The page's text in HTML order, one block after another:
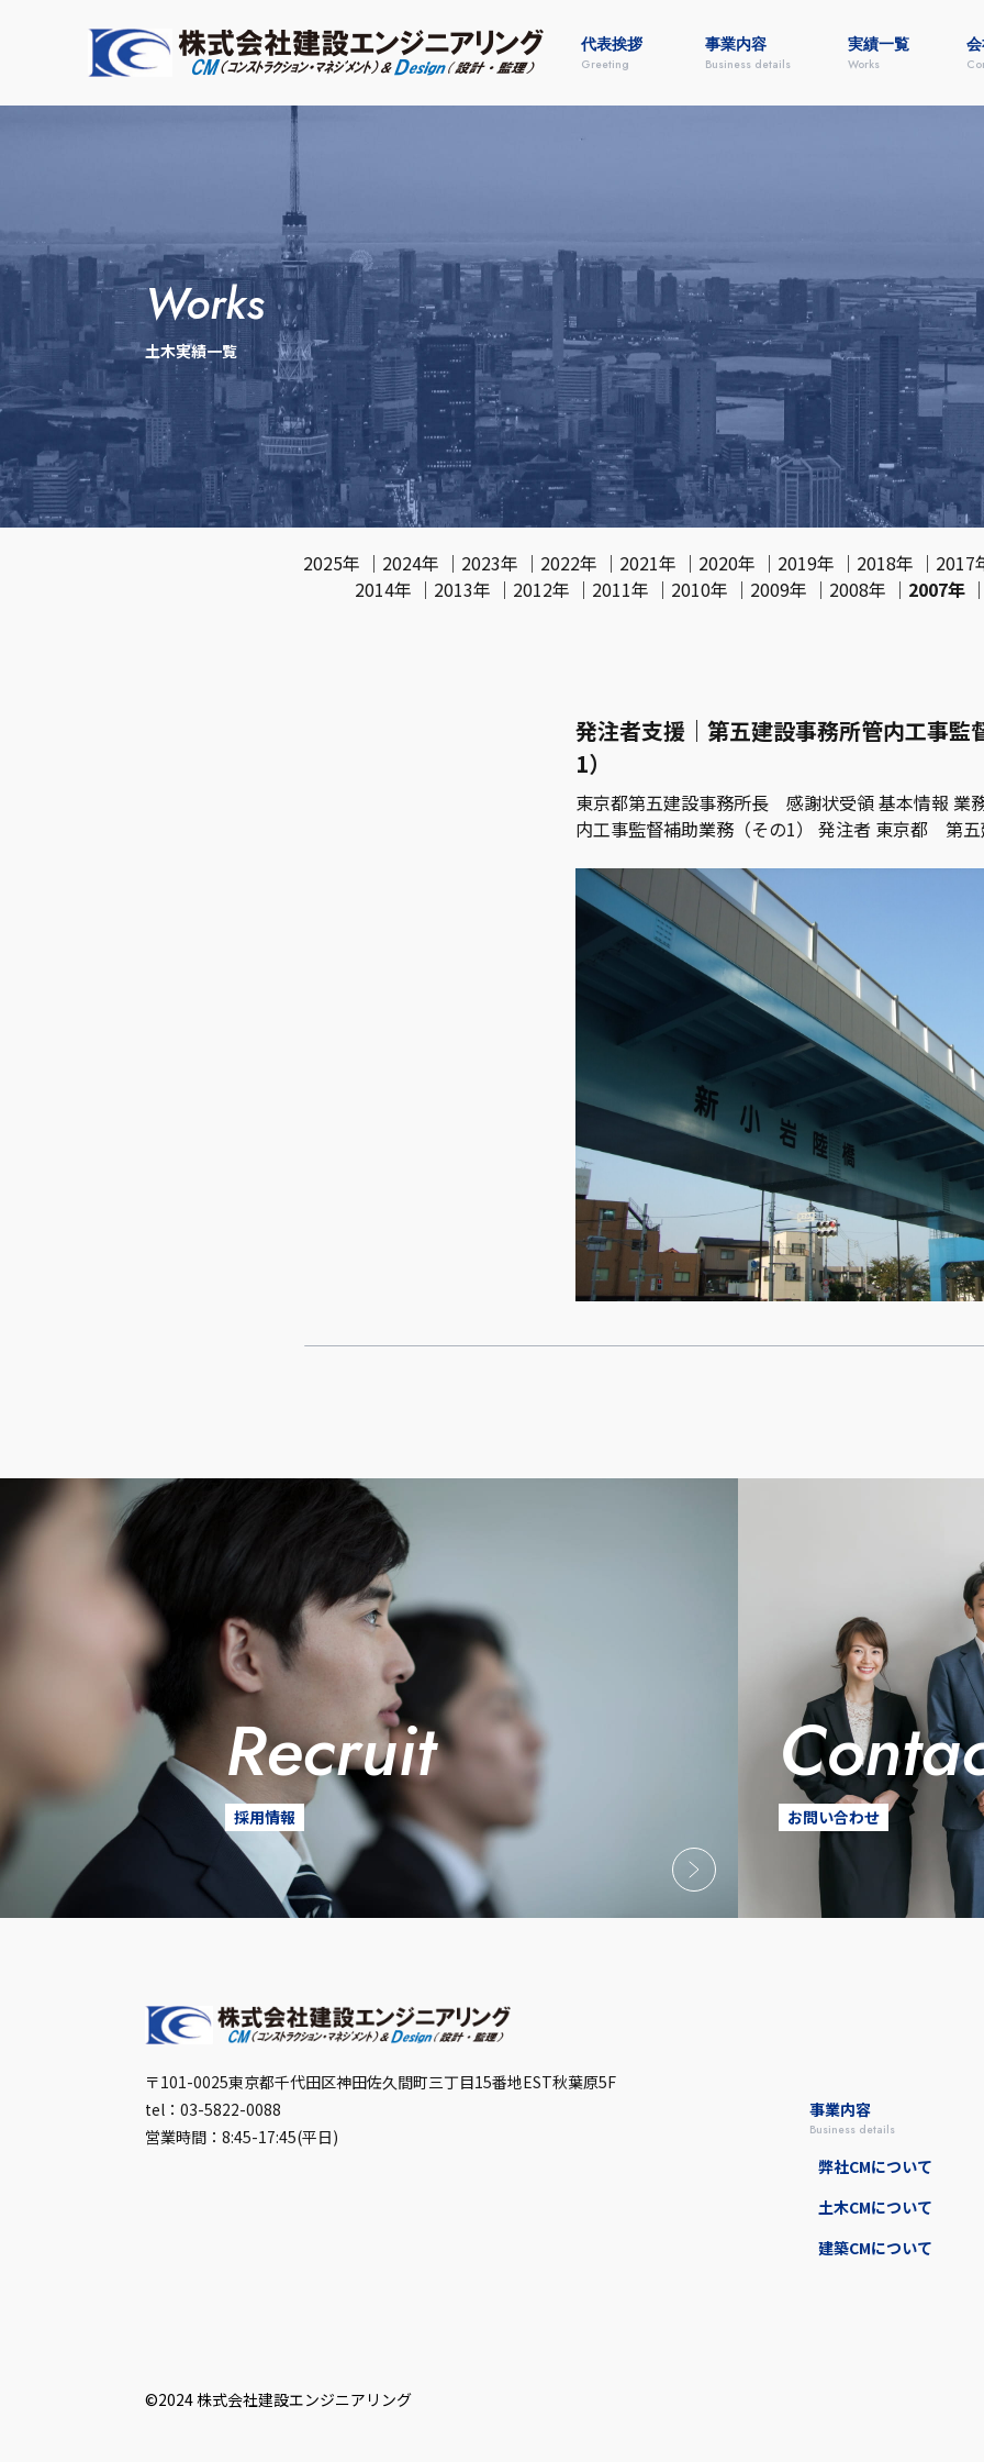
代表挨拶
Greeting
事業内容
Business details
実績一覧
Works
works
土木実績一覧
2025年 ｜ 2024年 ｜ 2023年 ｜ 2022年 ｜ 2021年 ｜ 2020年 ｜ 2019年 ｜ 2018年 ｜ 2017
2014年 ｜ 2013年 ｜ 2012年 ｜ 2011年 ｜ 2010年 ｜ 2009年 ｜ 2008年 ｜ 2007年
発注者支援｜第五建設事務所管内工事監
1）
東京都第五建設事務所長 感謝状受領 基本情報 業
内工事監督補助業務（その1） 発注者 東京都 第
recruit
採用情報 お問い合わせ
〒101-0025東京都千代田区神田佐久間町三丁目15番地EST秋葉原5F
tel：03-5822-0088
営業時間：8:45-17:45(平日)
事業内容
business details
弊社CMについて
土木CMについて
建築CMについて
©2024 株式会社建設エンジニアリング︎